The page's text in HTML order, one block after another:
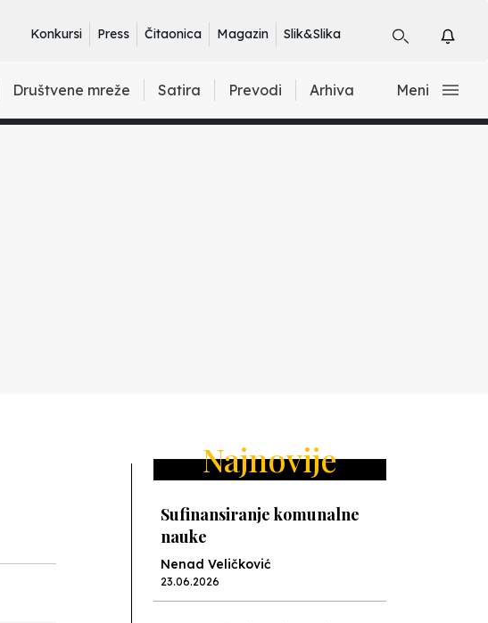
Konkursi Press Čitaonica Magazin Slik&Slika
Društvene mreže Satira Prevodi Arhiva Meni
Najnovije
Sufinansiranje komunalne
nauke
Nenad Veličković
23.06.2026